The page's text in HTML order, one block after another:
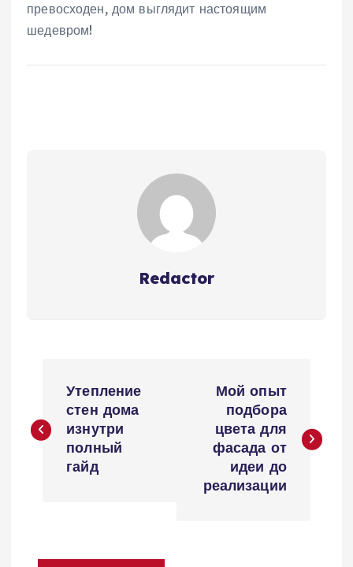
превосходен, дом выглядит настоящим
шедевром!
Redactor
а
в
Утепление
стен дома
изнутри
полный
гайд
Мой опыт
подбора
цвета для
фасада от
идеи до
реализации